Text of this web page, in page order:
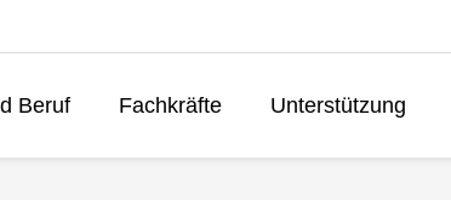
Beruf Fachkräfte
Unterstützung